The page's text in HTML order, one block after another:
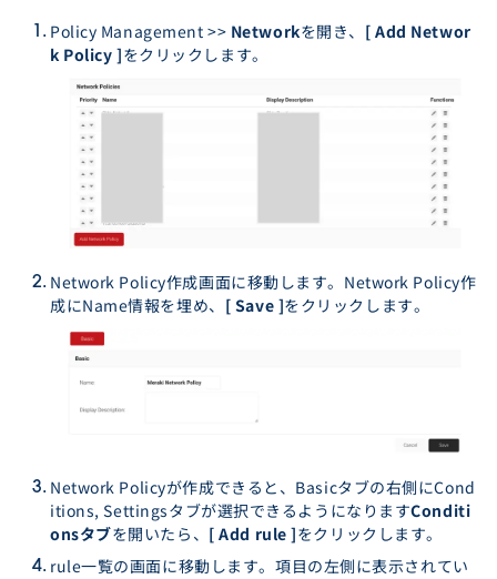
Policy Management >> Networkを開き、 [ Add Networ
k Policy ]をクリックします。
Network Policy作成画面に移動します。Network Policy作
成にName情報を埋め、 [ Save ]をクリックします。
Network Policyが作成できると、Basicタブの右側にCond
itions, Settingsタブが選択できるようになりますConditi
onsタブを開いたら、 [ Add rule ]をクリックします。
rule一覧の画面に移動します。項目の左側に表示されてい